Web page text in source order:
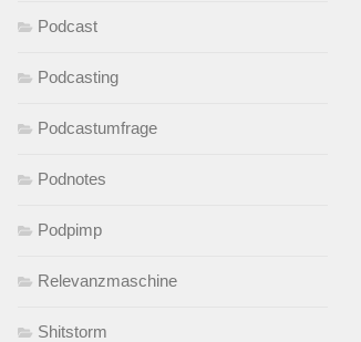
Podcast
Podcasting
Podcastumfrage
Podnotes
Podpimp
Relevanzmaschine
Shitstorm